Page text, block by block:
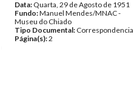
Data: Quarta, 29 de Agosto de 1951
Fundo:Manuel Mendes/MNAC -
Museu do Chiado
Tipo Documental: Correspondencia
Página(s):2